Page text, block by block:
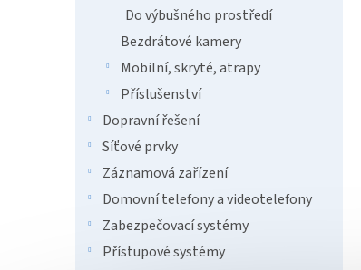
Do výbušného prostředí
Bezdrátové kamery
Mobilní, skryté, atrapy
Příslušenství
Dopravní řešení
Síťové prvky
Záznamová zařízení
Domovní telefony a videotelefony
Zabezpečovací systémy
Přístupové systémy